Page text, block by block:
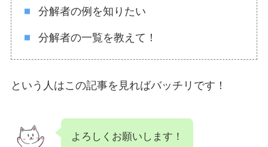
分解者の例を知りたい
分解者の一覧を教えて！
という人はこの記事を見ればバッチリです！
よろしくお願いします！